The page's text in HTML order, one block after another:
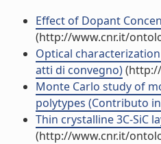
Effect of Dopant
(http://www.cnr.it/
Optical
atti di convegno)
Monte Carlo study of
polytypes (Contributo
Thin crystalline 3C-SiC
(http://www.cnr.it/